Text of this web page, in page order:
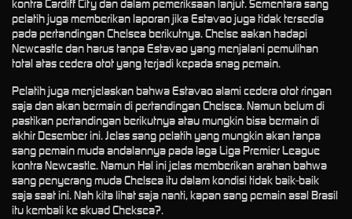
kontra Cardiff City dan dalam pemeriksaan lanjut. Sementara sang
pelatih juga memberikan laporan jika Estavao juga tidak tersedia
pada pertandingan Chelsea berikutnya. Chelse aakan hadapi
Newcastle dan harus tanpa Estavao yang menjalani pemulihan
total atas cedera otot yang terjadi kepada snag pemain.
Pelatih juga menjelaskan bahwa Estavao alami cedera otot ringan
saja dan akan bermain di pertandingan Chelsea. Namun belum di
pastikan pertandingan berikutnya atau mungkin bisa bermain di
akhir Desember ini. Jelas sang pelatih yang mungkin akan tanpa
sang pemain muda andalannya pada laga Liga Premier League
kontra Newcastle. Namun Hal ini jelas memberikan arahan bahwa
sang penyerang muda Chelsea itu dalam kondisi tidak baik-baik
saja saat ini. Nah kita lihat saja nanti, kapan sang pemain asal Brasil
itu kembali ke skuad Cheksea?.